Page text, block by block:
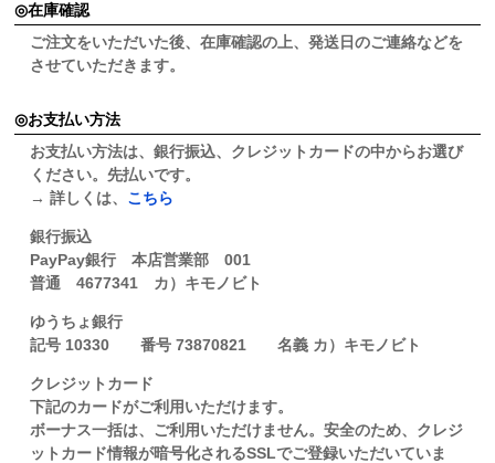
在庫確認
ご注文をいただいた後、在庫確認の上、発送日のご連絡などを
させていただきます。
お支払い方法
お支払い方法は、銀行振込、クレジットカードの中からお選び
ください。先払いです。
→ 詳しくは、 こちら
銀行振込
PayPay銀行 本店営業部 001
普通 4677341 カ）キモノビト
ゆうちょ銀行
記号 10330 番号 73870821 名義 カ）キモノビト
クレジットカード
下記のカードがご利用いただけます。
ボーナス一括は、ご利用いただけません。安全のため、クレジ
ットカード情報が暗号化されるSSLでご登録いただいていま